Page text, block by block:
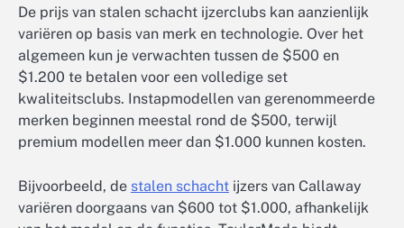
De prijs van stalen schacht ijzerclubs kan aanzienlijk
variëren op basis van merk en technologie. Over het
algemeen kun je verwachten tussen de $500 en
$1.200 te betalen voor een volledige set
kwaliteitsclubs. Instapmodellen van gerenommeerde
merken beginnen meestal rond de $500, terwijl
premium modellen meer dan $1.000 kunnen kosten.
Bijvoorbeeld, de stalen schacht ijzers van Callaway
variëren doorgaans van $600 tot $1.000, afhankelijk